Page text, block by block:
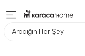
Aradığın Her Şey